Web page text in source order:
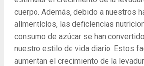
cuerpo. Además, debido a nuestros
alimenticios, las deficiencias
consumo de azúcar se han
nuestro estilo de vida diario. Estos
aumentan el crecimiento de la